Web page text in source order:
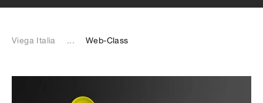
Viega Italia ... Web-Class